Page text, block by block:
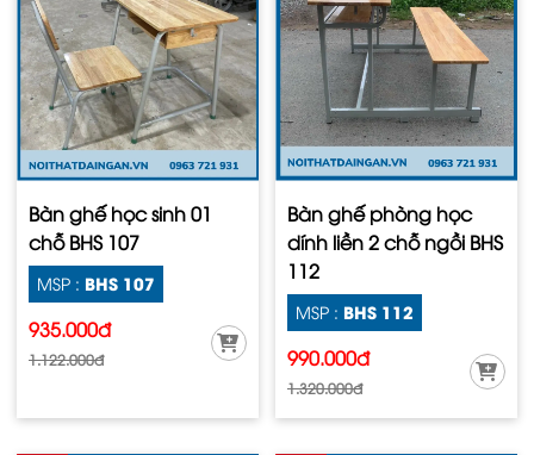
Bàn ghế học sinh 01
chỗ BHS 107
MSP : BHS 107
935.000đ
1.122.000đ
Bàn ghế phòng học
dính liền 2 chỗ ngồi BHS
112
MSP : BHS 112
990.000đ
1.320.000đ